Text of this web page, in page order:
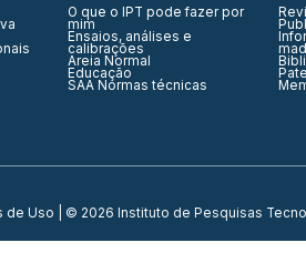
O que o IPT pode fazer por
mim
Ensaios, análises e
calibrações
Areia Normal
Educação
SAA Normas técnicas
de Uso | © 2026 Instituto de Pesquisas